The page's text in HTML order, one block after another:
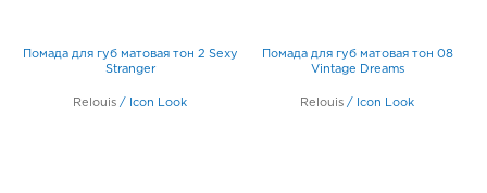
График работы:10:00 - 20:00
Помада для губ матовая тон 2 Sexy
Stranger
Relouis / Icon Look
Помада для губ матовая тон 08
Vintage Dreams
Relouis / Icon Look